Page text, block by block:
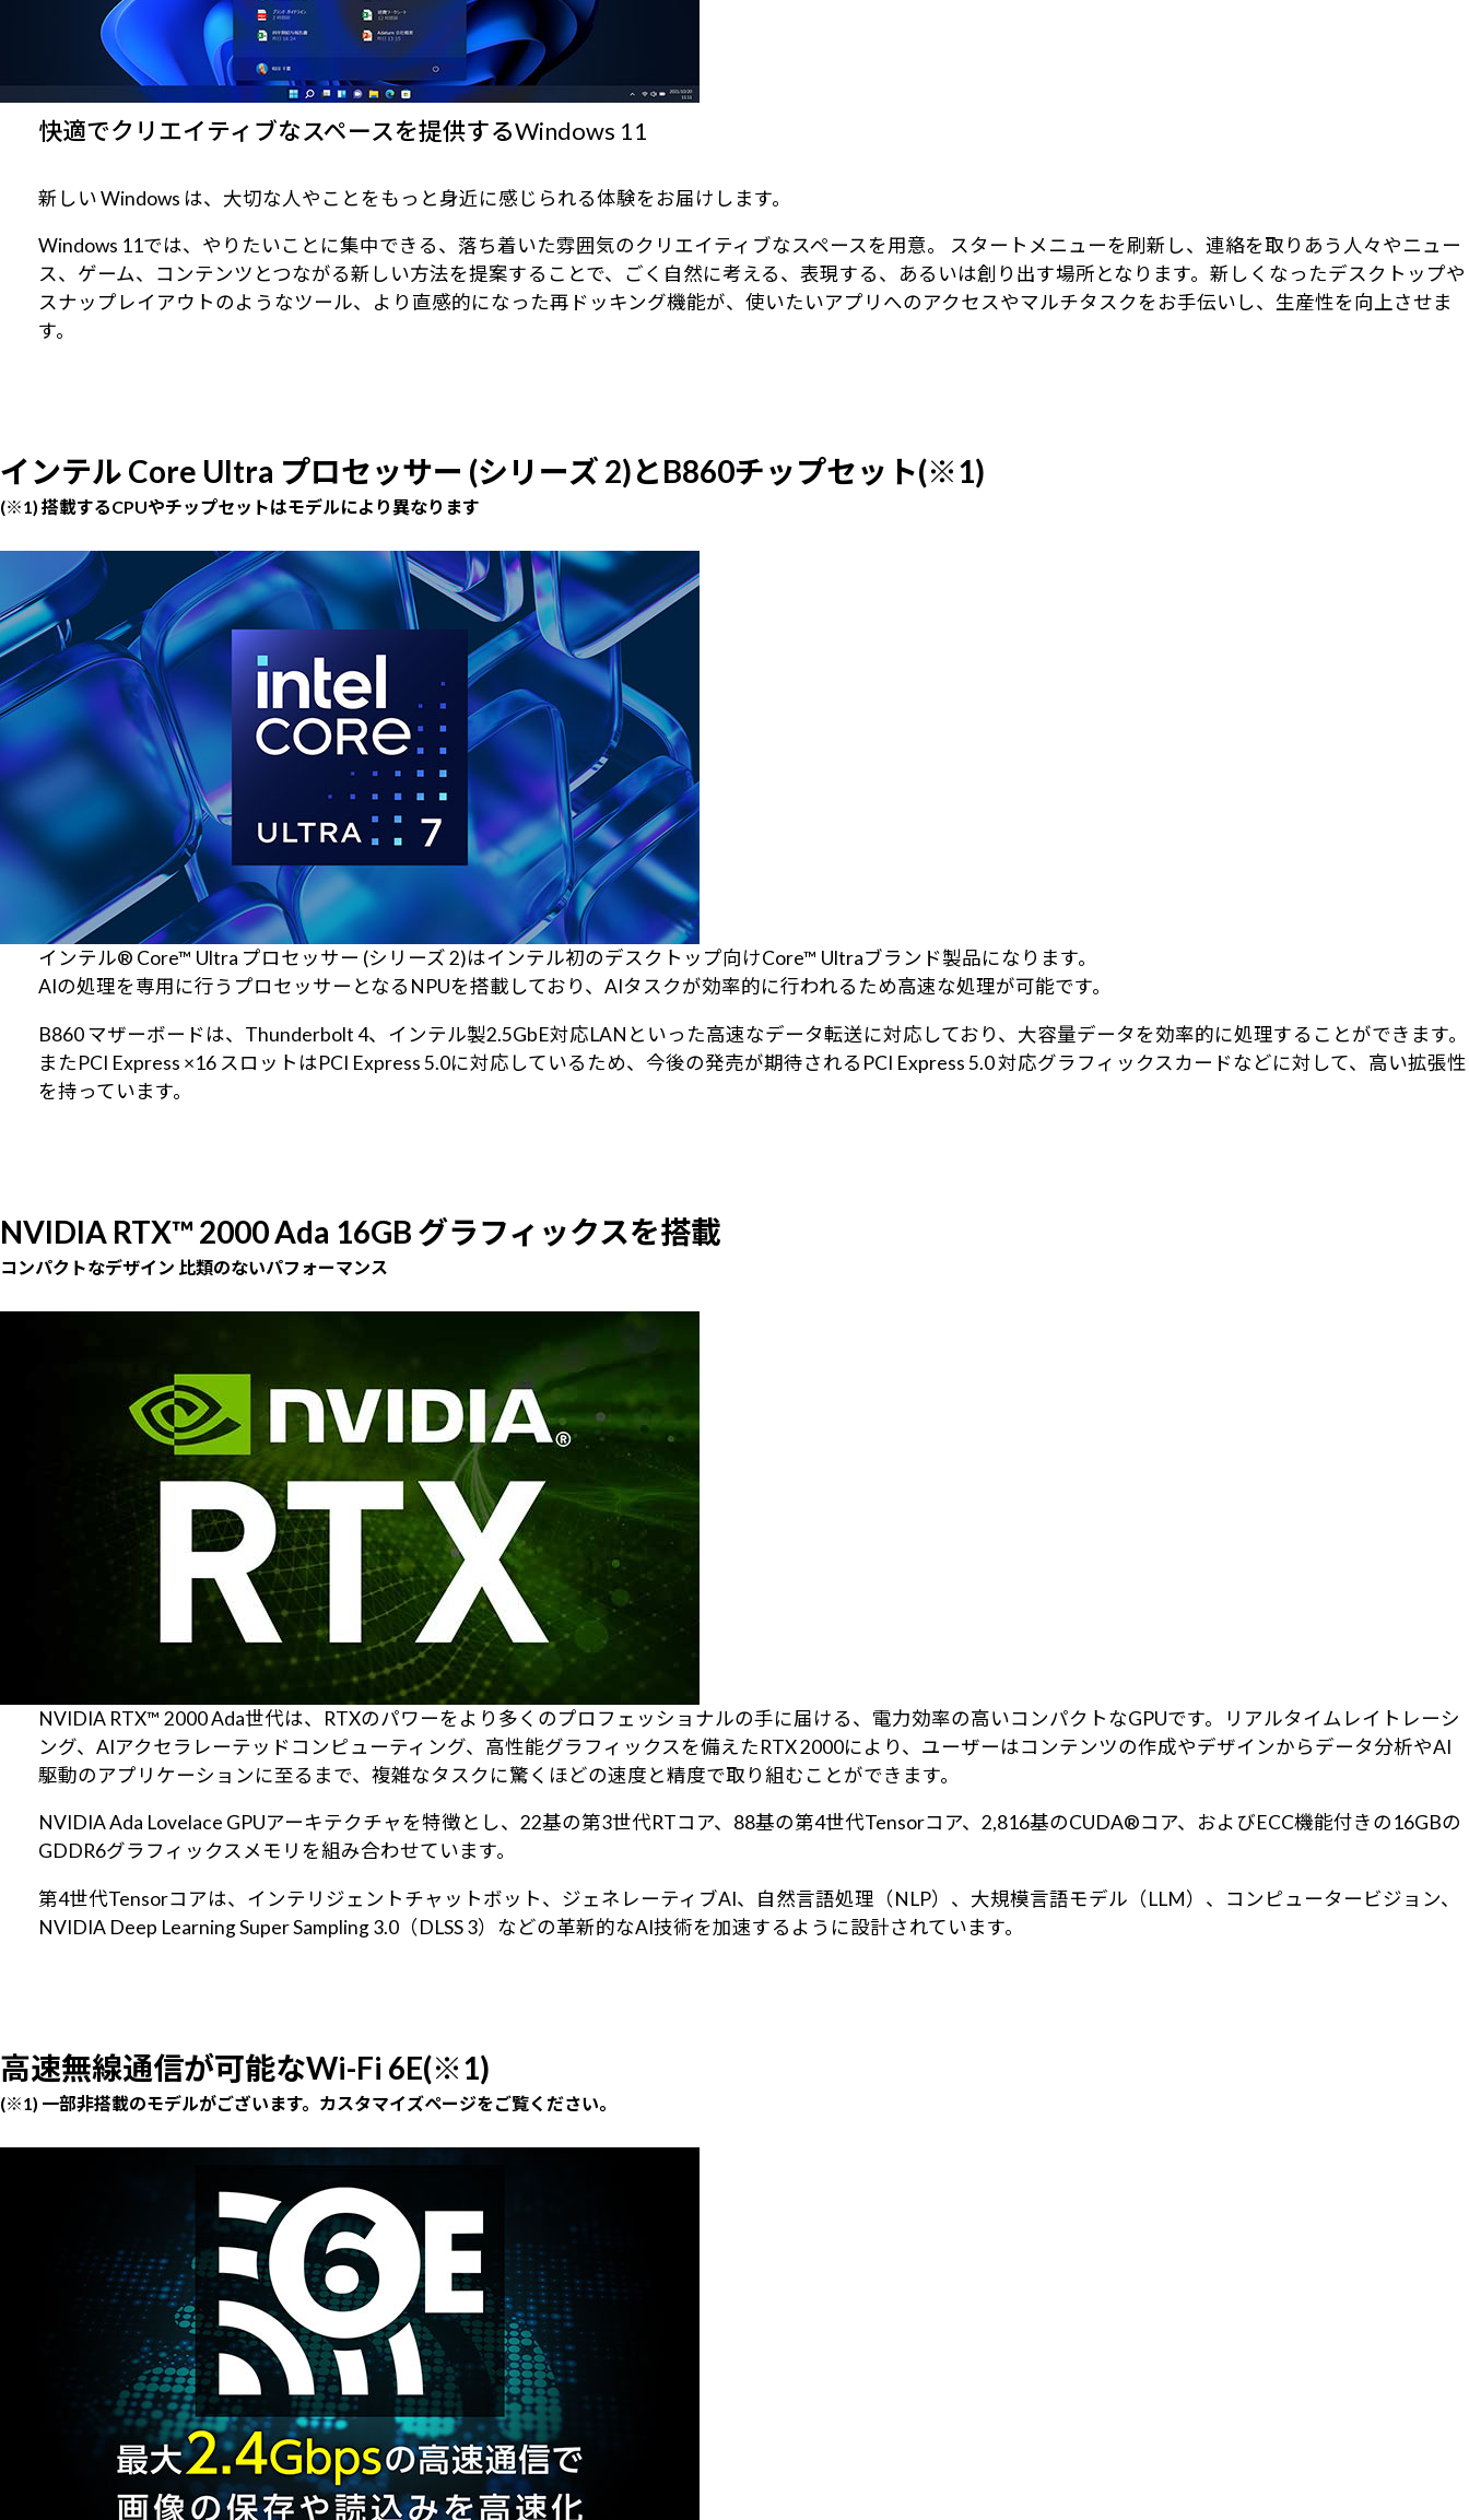
快適でクリエイティブなスペースを提供するWindows 11
新しい Windows は、大切な人やことをもっと身近に感じられる体験をお届けします。
Windows 11では、やりたいことに集中できる、落ち着いた雰囲気のクリエイティブなスペースを用意。 スタートメニューを刷新し、連絡を取りあう人々やニュー
ス、ゲーム、コンテンツとつながる新しい方法を提案することで、ごく自然に考える、表現する、あるいは創り出す場所となります。新しくなったデスクトップや
スナップレイアウトのようなツール、より直感的になった再ドッキング機能が、使いたいアプリへのアクセスやマルチタスクをお手伝いし、生産性を向上させま
す。
インテル Core Ultra プロセッサー (シリーズ 2)とB860チップセット(※1)
(※1) 搭載するCPUやチップセットはモデルにより異なります
インテル® Core™ Ultra プロセッサー (シリーズ 2)はインテル初のデスクトップ向けCore™ Ultraブランド製品になります。
AIの処理を専用に行うプロセッサーとなるNPUを搭載しており、AIタスクが効率的に行われるため高速な処理が可能です。
B860 マザーボードは、Thunderbolt 4、インテル製2.5GbE対応LANといった高速なデータ転送に対応しており、大容量データを効率的に処理することができます。
またPCI Express ×16 スロットはPCI Express 5.0に対応しているため、今後の発売が期待されるPCI Express 5.0 対応グラフィックスカードなどに対して、高い拡張性
を持っています。
NVIDIA RTX™ 2000 Ada 16GB グラフィックスを搭載
コンパクトなデザイン 比類のないパフォーマンス
NVIDIA RTX™ 2000 Ada世代は、RTXのパワーをより多くのプロフェッショナルの手に届ける、電力効率の高いコンパクトなGPUです。リアルタイムレイトレーシ
ング、AIアクセラレーテッドコンピューティング、高性能グラフィックスを備えたRTX 2000により、ユーザーはコンテンツの作成やデザインからデータ分析やAI
駆動のアプリケーションに至るまで、複雑なタスクに驚くほどの速度と精度で取り組むことができます。
NVIDIA Ada Lovelace GPUアーキテクチャを特徴とし、22基の第3世代RTコア、88基の第4世代Tensorコア、2,816基のCUDA®コア、およびECC機能付きの16GBの
GDDR6グラフィックスメモリを組み合わせています。
第4世代Tensorコアは、インテリジェントチャットボット、ジェネレーティブAI、自然言語処理（NLP）、大規模言語モデル（LLM）、コンピュータービジョン、
NVIDIA Deep Learning Super Sampling 3.0（DLSS 3）などの革新的なAI技術を加速するように設計されています。
高速無線通信が可能なWi-Fi 6E(※1)
(※1) 一部非搭載のモデルがございます。カスタマイズページをご覧ください。